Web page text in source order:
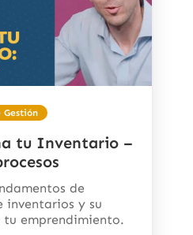
Gestión
tu Inventario –
de
inventarios y su
emprendimiento.